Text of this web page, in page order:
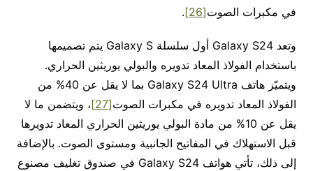
في مكبرات الصوت[26]
.
وتعد Galaxy S24 أول سلسلة Galaxy S يتم تصميمها
باستخدام الفولاذ المعاد تدويره والبولي يوريثين الحراري.
ويتميّز هاتف Galaxy S24 Ultra بما لا يقل عن 40% من
الفولاذ المعاد تدويره في مكبرات الصوت[27]
، ويتضمن ما لا
يقل عن 10% من مادة البولي يوريثين الحراري المعاد تدويرها
قبل الاستهلاك في المفاتيح الجانبية ومستوى الصوت. بالإضافة
إلى ذلك، تأتي هواتف Galaxy S24 في صندوق تغليف مصنوع